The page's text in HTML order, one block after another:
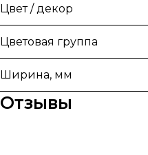
Цвет / декор
Цветовая группа
Ширина, мм
Отзывы